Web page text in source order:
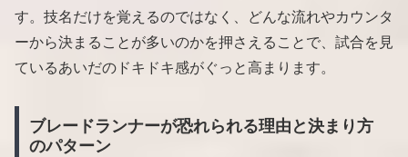
す。技名だけを覚えるのではなく、どんな流れやカウンタ
ーから決まることが多いのかを押さえることで、試合を見
ているあいだのドキドキ感がぐっと高まります。
ブレードランナーが恐れられる理由と決まり方
のパターン